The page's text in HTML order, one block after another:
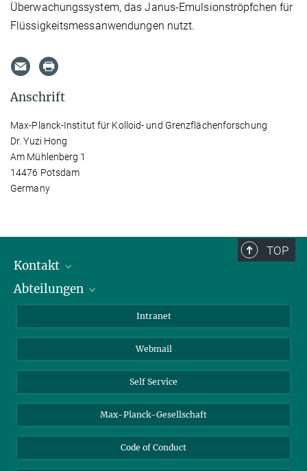
Überwachungssystem, das Janus-Emulsionströpfchen für
Flüssigkeitsmessanwendungen nutzt.
Anschrift
Max-Planck-Institut für Kolloid- und Grenzflächenforschung
Dr. Yuzi Hong
Am Mühlenberg 1
14476 Potsdam
Germany
TOP
Kontakt
Mitarbeiterverzeichnis
Abteilungen
Biomolekulare Systeme
Kolloidchemie
Nachhaltige und Bio-inspirierte Materialien
Intranet
Webmail
Self Service
Max-Planck-Gesellschaft
Code of Conduct